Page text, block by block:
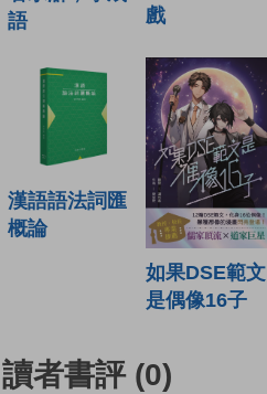
語
戲
漢語語法詞匯
概論
如果DSE範文
是偶像16子
讀者書評 (0)